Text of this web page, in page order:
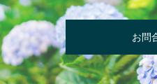
お問